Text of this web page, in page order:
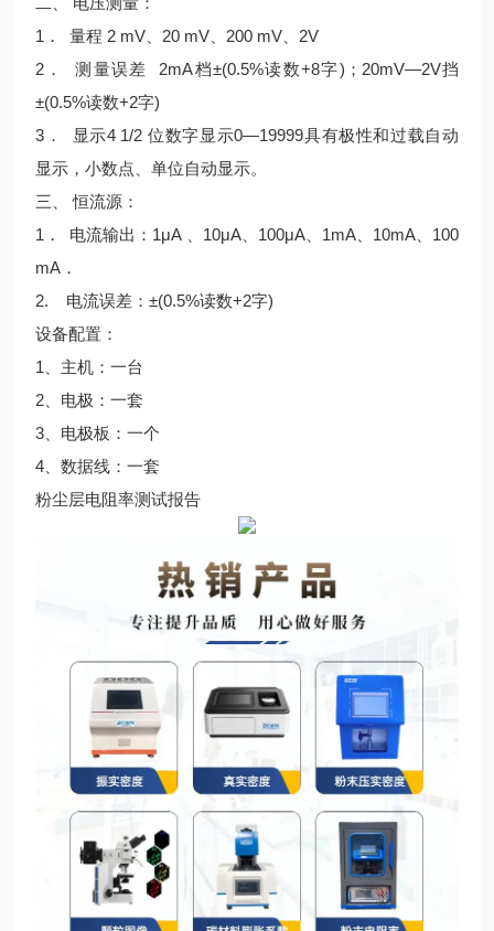
1． 量程 2 mV、20 mV、200 mV、2V
2． 测量误差 2mA档±(0.5%读数+8字)；20mV—2V挡
±(0.5%读数+2字)
3． 显示4 1/2 位数字显示0—19999具有极性和过载自动
显示，小数点、单位自动显示。
三、 恒流源：
1． 电流输出：1μA 、10μA、100μA、1mA、10mA、100
mA．
2. 电流误差：±(0.5%读数+2字)
设备配置：
1、主机：一台
2、电极：一套
3、电极板：一个
4、数据线：一套
粉尘层电阻率测试报告